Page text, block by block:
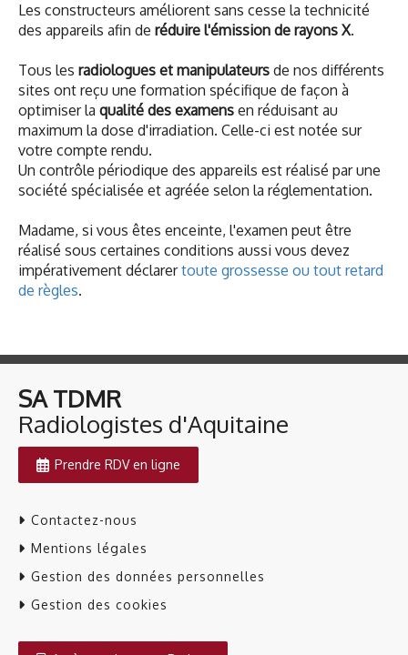
Les constructeurs améliorent sans cesse la technicité
des appareils afin de réduire l'émission de rayons X.
Tous les radiologues et manipulateurs de nos différents
sites ont reçu une formation spécifique de façon à
optimiser la qualité des examens en réduisant au
maximum la dose d'irradiation. Celle-ci est notée sur
votre compte rendu.
Un contrôle périodique des appareils est réalisé par une
société spécialisée et agréée selon la réglementation.
Madame, si vous êtes enceinte, l'examen peut être
réalisé sous certaines conditions aussi vous devez
impérativement déclarertoute grossesse ou tout retard
de règles.
SA TDMR
​​​​​​​Radiologistes d'Aquitaine
Prendre RDV en ligne
Contactez-nous
Mentions légales
Gestion des données personnelles
Gestion des cookies